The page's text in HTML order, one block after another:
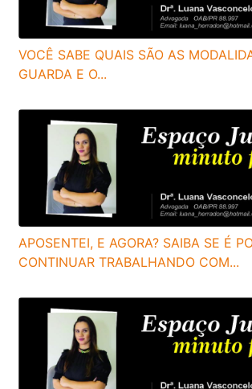
VOCÊ SABE QUAIS SÃO AS
GUARDA E O...
APOSENTEI, E AGORA? SAIBA SE É
CONTINUAR TRABALHANDO COM...